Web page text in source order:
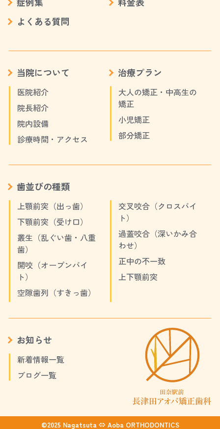
よくある質問
当院について
医院紹介
院長紹介
院内設備
診療時間・アクセス
治療プラン
大人の矯正・中高生の
矯正
小児矯正
部分矯正
歯並びの種類
上顎前突（出っ歯）
下顎前突（受け口）
叢生（乱ぐい歯・八重
歯）
開咬（オープンバイ
ト）
空隙歯列（すきっ歯）
交叉咬合（クロスバイ
ト）
過蓋咬合（深いかみ合
わせ）
正中の不一致
上下顎前突
お知らせ
新着情報一覧
ブログ一覧
©2025 Nagatsuta ⇔ Aoba ORTHODONTICS